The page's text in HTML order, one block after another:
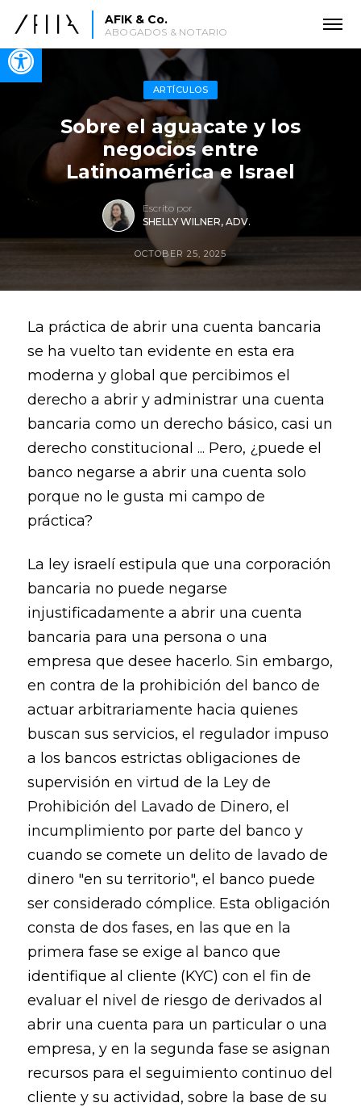
Open toolbar
AFIK & Co.
ABOGADOS & NOTARIO
ARTÍCULOS
Sobre el aguacate y los
negocios entre
Latinoamérica e Israel
Escrito por
SHELLY WILNER, ADV.
OCTOBER 25, 2025
La práctica de abrir una cuenta bancaria
se ha vuelto tan evidente en esta era
moderna y global que percibimos el
derecho a abrir y administrar una cuenta
bancaria como un derecho básico, casi un
derecho constitucional ... Pero, ¿puede el
banco negarse a abrir una cuenta solo
porque no le gusta mi campo de
práctica?
La ley israelí estipula que una corporación
bancaria no puede negarse
injustificadamente a abrir una cuenta
bancaria para una persona o una
empresa que desee hacerlo. Sin embargo,
en contra de la prohibición del banco de
actuar arbitrariamente hacia quienes
buscan sus servicios, el regulador impuso
a los bancos estrictas obligaciones de
supervisión en virtud de la Ley de
Prohibición del Lavado de Dinero, el
incumplimiento por parte del banco y
cuando se comete un delito de lavado de
dinero "en su territorio", el banco puede
ser considerado cómplice. Esta obligación
consta de dos fases, en las que en la
primera fase se exige al banco que
identifique al cliente (KYC) con el fin de
evaluar el nivel de riesgo de derivados al
abrir una cuenta para un particular o una
empresa, y en la segunda fase se asignan
recursos para el seguimiento continuo del
cliente y su actividad, sobre la base de su